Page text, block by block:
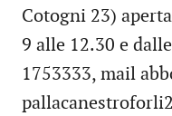
Cotogni 23)
9 alle 12.30 e
1753333, mail